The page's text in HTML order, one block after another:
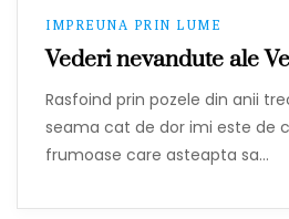
IMPREUNA PRIN LUME
Vederi nevandute ale
Rasfoind prin pozele din anii
seama cat de dor imi este de
frumoase care asteapta sa…